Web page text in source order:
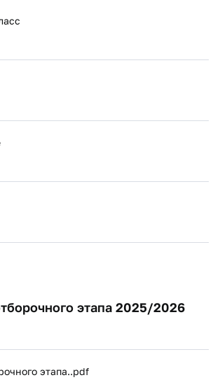
этапа 2025/2026
этапа..pdf